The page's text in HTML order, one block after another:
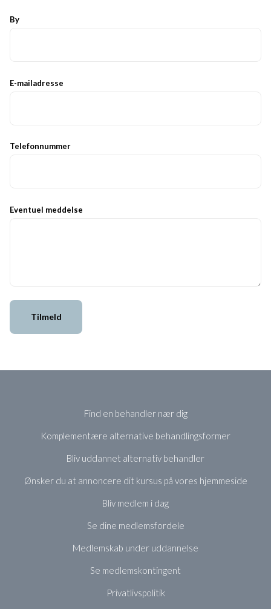
By
E-mailadresse
Telefonnummer
Eventuel meddelse
Tilmeld
Find en behandler nær dig
Komplementære alternative behandlingsformer
Bliv uddannet alternativ behandler
Ønsker du at annoncere dit kursus på vores hjemmeside
Bliv medlem i dag
Se dine medlemsfordele
Medlemskab under uddannelse
Se medlemskontingent
Privatlivspolitik